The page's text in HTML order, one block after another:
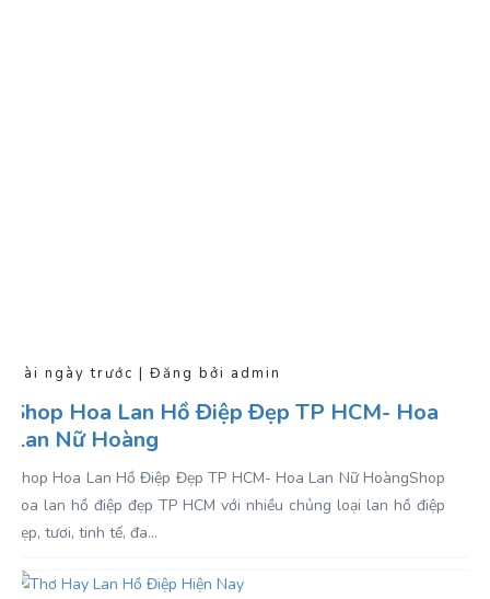
Vài ngày trước | Đăng bởi admin
Shop Hoa Lan Hồ Điệp Đẹp TP HCM- Hoa
Lan Nữ Hoàng
Shop Hoa Lan Hồ Điệp Đẹp TP HCM- Hoa Lan Nữ Hoàng Shop
hoa lan hồ điệp đẹp TP HCM với nhiều chủng loại lan hồ điệp
đẹp, tươi, tinh tế, đa...